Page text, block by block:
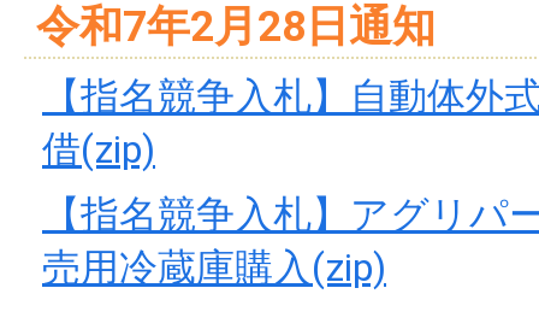
令和7年2月28日通知
【指名競争入札】自動体外
借(zip)
【指名競争入札】アグリパ
売用冷蔵庫購入(zip)